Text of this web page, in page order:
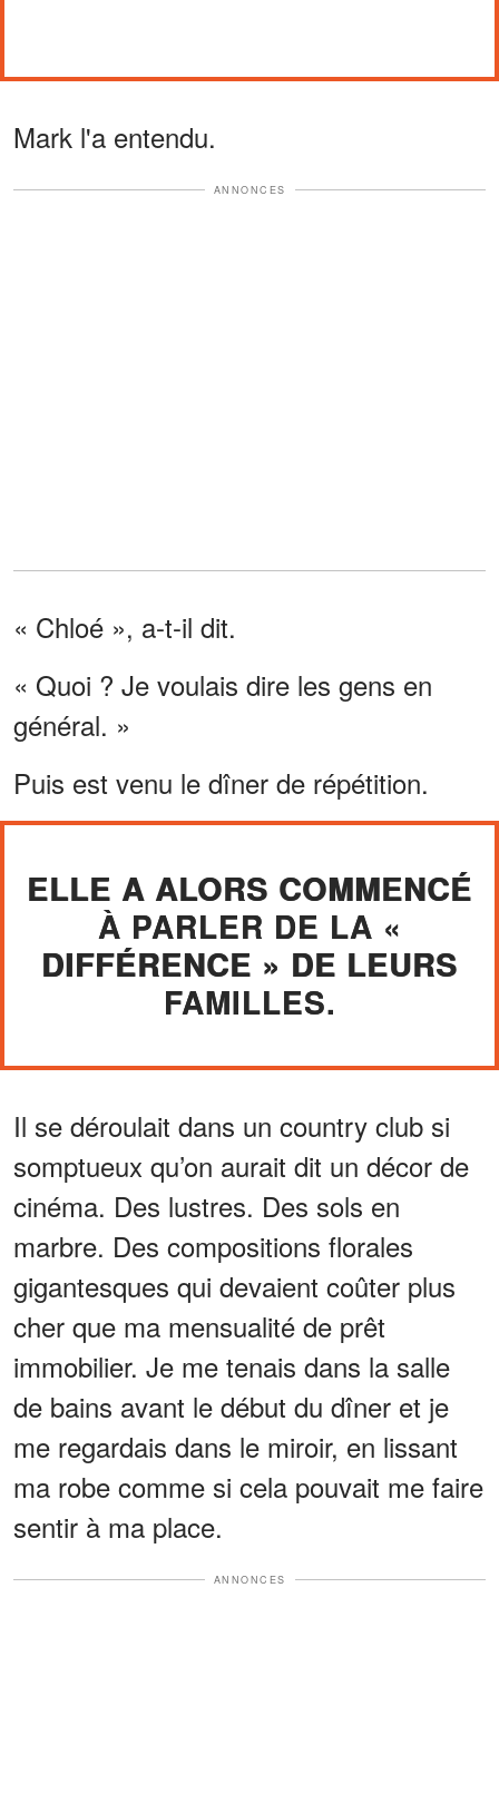
Mark l'a entendu.
ANNONCES
« Chloé », a-t-il dit.
« Quoi ? Je voulais dire les gens en
général. »
Puis est venu le dîner de répétition.
ELLE A ALORS COMMENCÉ
À PARLER DE LA «
DIFFÉRENCE » DE LEURS
FAMILLES.
Il se déroulait dans un country club si
somptueux qu’on aurait dit un décor de
cinéma. Des lustres. Des sols en
marbre. Des compositions florales
gigantesques qui devaient coûter plus
cher que ma mensualité de prêt
immobilier. Je me tenais dans la salle
de bains avant le début du dîner et je
me regardais dans le miroir, en lissant
ma robe comme si cela pouvait me faire
sentir à ma place.
ANNONCES